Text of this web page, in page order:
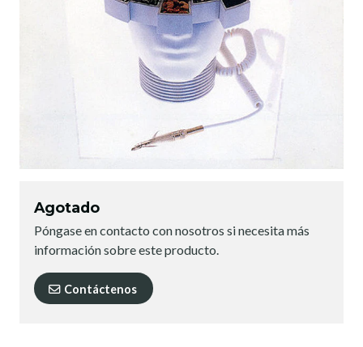
Agotado
Póngase en contacto con nosotros si necesita más
información sobre este producto.
Contáctenos